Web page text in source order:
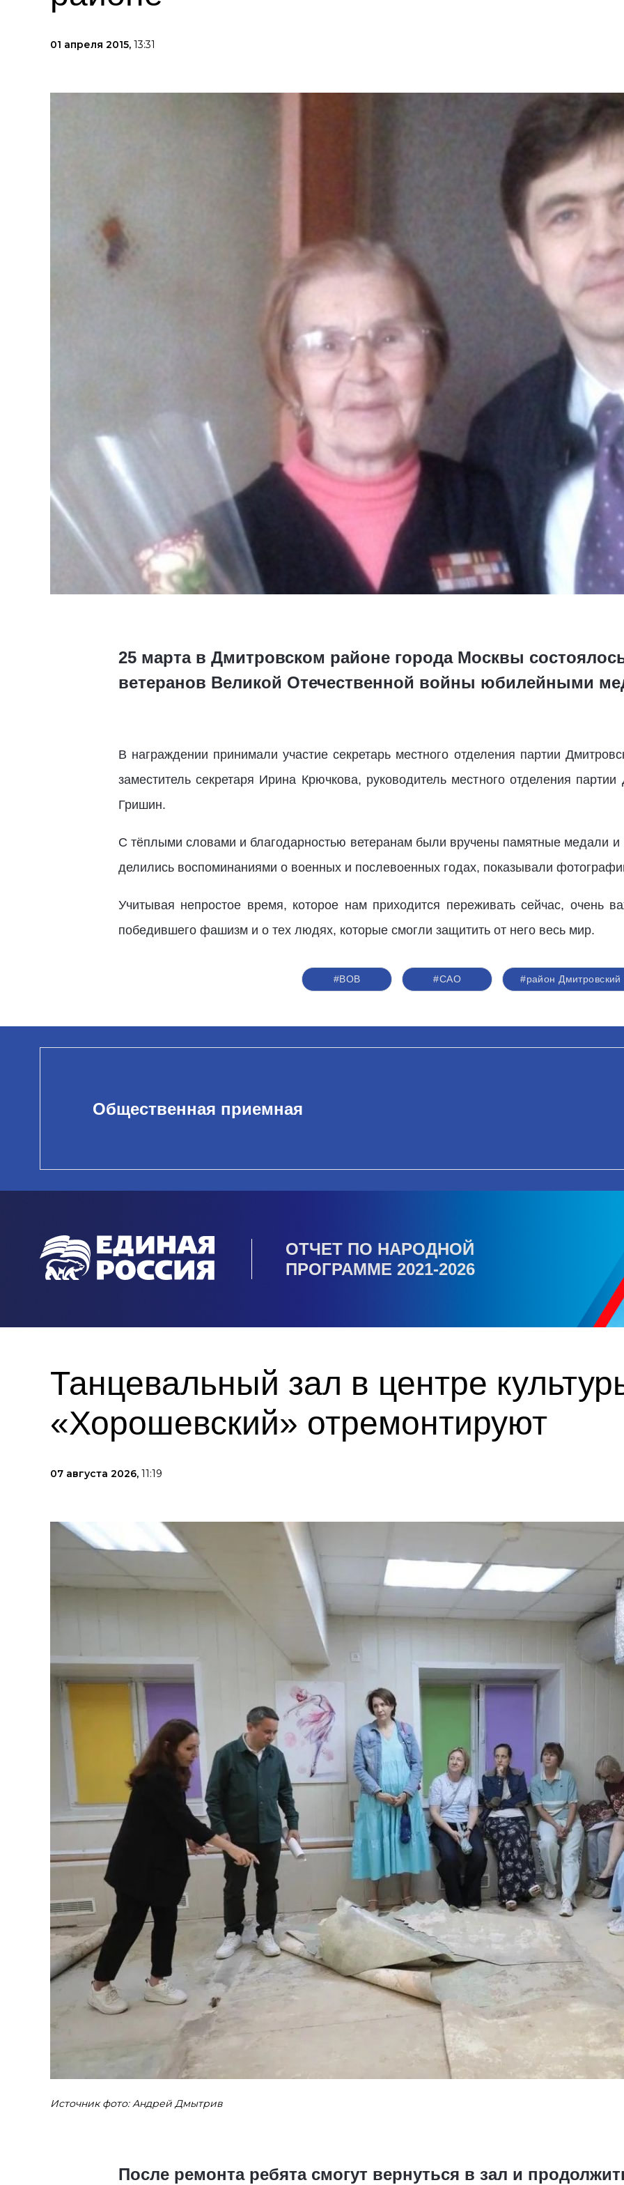
01 апреля 2015, 13:31
25 марта в Дмитровском районе города Москвы
ветеранов Великой Отечественной войны юбилейными
В награждении принимали участие секретарь местного отделения партии
заместитель секретаря Ирина Крючкова, руководитель местного отделения
Гришин.
С тёплыми словами и благодарностью ветеранам были вручены памятные медали
делились воспоминаниями о военных и послевоенных годах, показывали
Учитывая непростое время, которое нам приходится переживать сейчас, очень
победившего фашизм и о тех людях, которые смогли защитить от него весь мир.
#ВОВ #САО #район Дмитровский
Общественная приемная
ОТЧЕТ ПО НАРОДНОЙ
ПРОГРАММЕ 2021-2026
Танцевальный зал в центре
«Хорошевский» отремонтируют
07 августа 2026, 11:19
Источник фото: Андрей Дмытрив
После ремонта ребята смогут вернуться в зал и